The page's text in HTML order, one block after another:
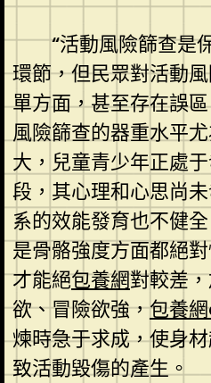
“活動風險篩查是
環節，但民眾對活動
單方面，甚至存在誤
風險篩查的器重水平
大，兒童青少年正處
段，其心理和心思尚
系的效能發育也不健
是骨骼強度方面都絕
才能絕包養網對較差
欲、冒險欲強，包養
煉時急于求成，使身
致活動毀傷的產生。